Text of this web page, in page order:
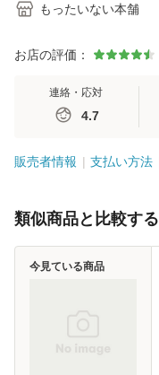
もったいない本舗
お店の評価：
連絡・応対
4.7
販売者情報 支払い方法
類似商品と比較する
今見ている商品